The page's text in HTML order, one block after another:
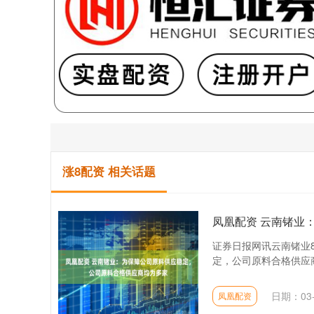
涨8配资 相关话题
凤凰配资 云南锗业
证券日报网讯云南锗
定，公司原料合格供
凤凰配资 日期：